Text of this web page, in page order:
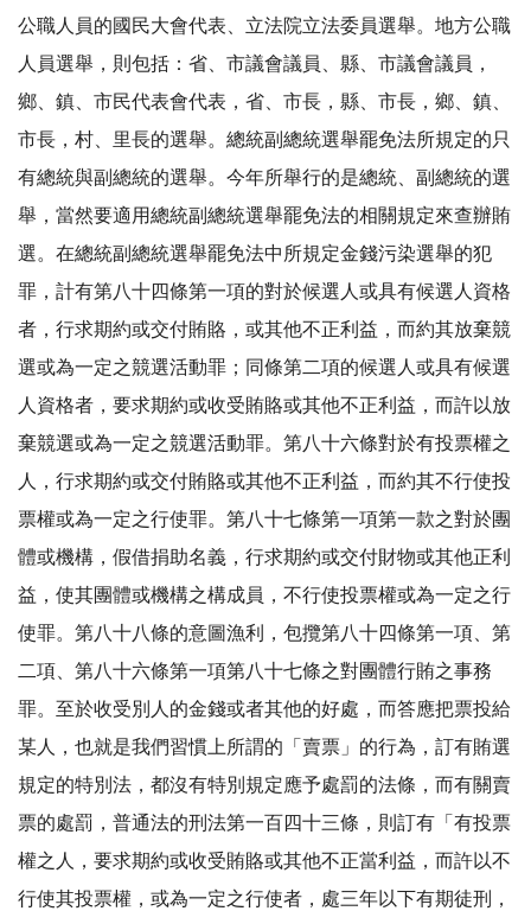
公職人員的國民大會代表、立法院立法委員選舉。地方公職
人員選舉，則包括：省、市議會議員、縣、市議會議員，
鄉、鎮、市民代表會代表，省、市長，縣、市長，鄉、鎮、
市長，村、里長的選舉。總統副總統選舉罷免法所規定的只
有總統與副總統的選舉。今年所舉行的是總統、副總統的選
舉，當然要適用總統副總統選舉罷免法的相關規定來查辦賄
選。在總統副總統選舉罷免法中所規定金錢污染選舉的犯
罪，計有第八十四條第一項的對於候選人或具有候選人資格
者，行求期約或交付賄賂，或其他不正利益，而約其放棄競
選或為一定之競選活動罪；同條第二項的候選人或具有候選
人資格者，要求期約或收受賄賂或其他不正利益，而許以放
棄競選或為一定之競選活動罪。第八十六條對於有投票權之
人，行求期約或交付賄賂或其他不正利益，而約其不行使投
票權或為一定之行使罪。第八十七條第一項第一款之對於團
體或機構，假借捐助名義，行求期約或交付財物或其他正利
益，使其團體或機構之構成員，不行使投票權或為一定之行
使罪。第八十八條的意圖漁利，包攬第八十四條第一項、第
二項、第八十六條第一項第八十七條之對團體行賄之事務
罪。至於收受別人的金錢或者其他的好處，而答應把票投給
某人，也就是我們習慣上所謂的「賣票」的行為，訂有賄選
規定的特別法，都沒有特別規定應予處罰的法條，而有關賣
票的處罰，普通法的刑法第一百四十三條，則訂有「有投票
權之人，要求期約或收受賄賂或其他不正當利益，而許以不
行使其投票權，或為一定之行使者，處三年以下有期徒刑，